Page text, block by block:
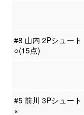
#8 山内 2Pシュート
○(15点)
#5 前川 3Pシュート
×